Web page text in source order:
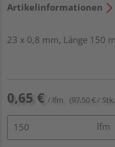
Artikelinformationen
23 x 0,8 mm, Länge 150 m
0,65 € / lfm (97,50 € /
lfm